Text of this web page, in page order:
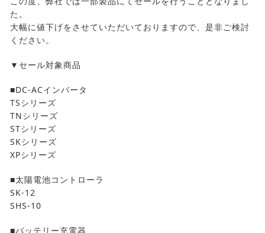
た。
大幅に値下げをさせていただいておりますので、是非ご検討
ください。
▼セール対象商品
■DC-ACインバータ
TSシリーズ
TNシリーズ
STシリーズ
SKシリーズ
XPシリーズ
■太陽電池コントローラ
SK-12
SHS-10
■バッテリー充電器